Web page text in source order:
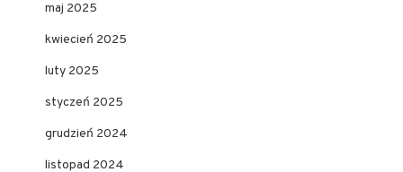
maj 2025
kwiecień 2025
luty 2025
styczeń 2025
grudzień 2024
listopad 2024